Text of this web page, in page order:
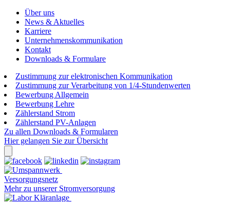
Über uns
News & Aktuelles
Karriere
Unternehmenskommunikation
Kontakt
Downloads & Formulare
Zustimmung zur elektronischen Kommunikation
Zustimmung zur Verarbeitung von 1/4-Stundenwerten
Bewerbung Allgemein
Bewerbung Lehre
Zählerstand Strom
Zählerstand PV-Anlagen
Zu allen Downloads & Formularen
Hier gelangen Sie zur Übersicht
Versorgungsnetz
Mehr zu unserer Stromversorgung